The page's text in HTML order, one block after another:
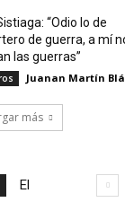
“Odio lo de
de guerra, a mí
las guerras”
Juanan Martín
más
El